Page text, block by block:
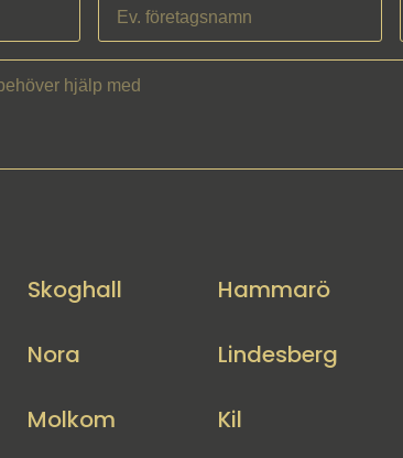
Skoghall Hammarö
Nora Lindesberg
Molkom Kil